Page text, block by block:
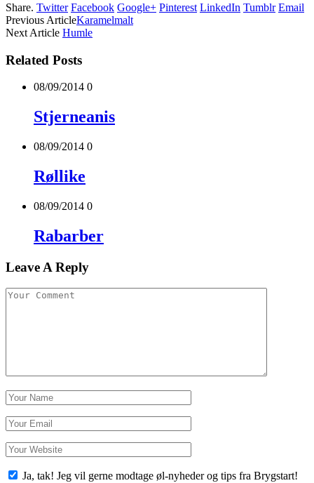
Share. Twitter Facebook Google+ Pinterest LinkedIn Tumblr Email
Previous ArticleKaramelmalt
Next Article Humle
Related Posts
08/09/2014 0
Stjerneanis
08/09/2014 0
Røllike
08/09/2014 0
Rabarber
Leave A Reply
Ja, tak! Jeg vil gerne modtage øl-nyheder og tips fra Brygstart!